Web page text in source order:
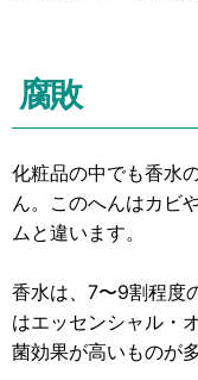
腐敗
化粧品の中でも香水
ん。このへんはカビ
ムと違います。
香水は、7〜9割程度
はエッセンシャル・
菌効果が高いものが